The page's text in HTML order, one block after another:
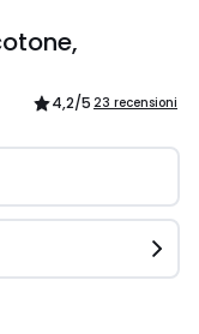
4,2/5 23 recensioni